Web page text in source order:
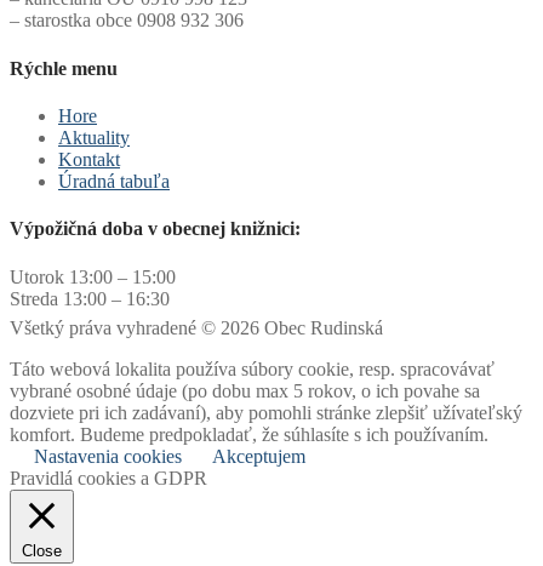
– starostka obce 0908 932 306
Rýchle menu
Hore
Aktuality
Kontakt
Úradná tabuľa
Výpožičná doba v obecnej knižnici:
Utorok 13:00 – 15:00
Streda 13:00 – 16:30
Všetký práva vyhradené © 2026 Obec Rudinská
Táto webová lokalita používa súbory cookie, resp. spracovávať
vybrané osobné údaje (po dobu max 5 rokov, o ich povahe sa
dozviete pri ich zadávaní), aby pomohli stránke zlepšiť užívateľský
komfort. Budeme predpokladať, že súhlasíte s ich používaním.
Nastavenia cookies
Akceptujem
Pravidlá cookies a GDPR
Close